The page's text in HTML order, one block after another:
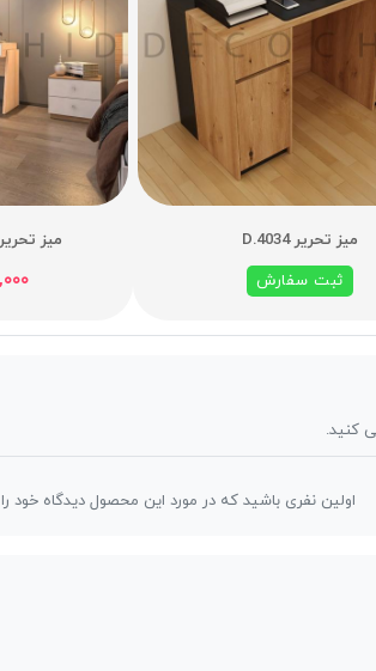
میز تحریر D.4034
ثبت سفارش
میز
کنید.
اولین نفری باشید که در مورد این محصول دیدگاه خود